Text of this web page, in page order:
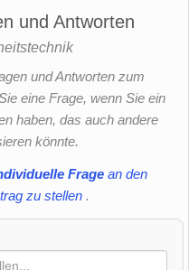
und Antworten
und Antworten zum
eine Frage, wenn Sie ein
haben, das auch andere
könnte.
Frage an den
zu stellen .